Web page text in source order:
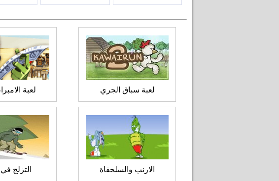
لعبة سباق الجري لعبة
الارنب والسلحفاة التزلج في